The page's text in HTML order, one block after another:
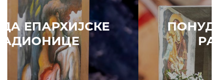
ПОНУДА ЕПАРХИЈСКЕ
РАДИОНИЦЕ